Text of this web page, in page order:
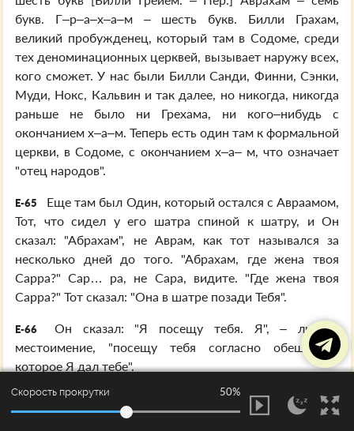
букв. Г–р–а–х–а–м – шесть букв. Билли Грахам,
великий пробужденец, который там в Содоме, среди
тех деноминационных церквей, вызывает наружу всех,
кого сможет. У нас были Билли Санди, Финни, Сэнки,
Муди, Нокс, Кальвин и так далее, но никогда, никогда
раньше не было ни Грехама, ни кого–нибудь с
окончанием х–а–м. Теперь есть один там к формальной
церкви, в Содоме, с окончанием х–а– м, что означает
"отец народов".
E-65
Еще там был Один, который остался с Авраамом,
Тот, что сидел у его шатра спиной к шатру, и Он
сказал: "Абрахам", не Аврам, как тот назывался за
несколько дней до того. "Абрахам, где жена твоя
Сарра?" Сар… ра, не Сара, видите. "Где жена твоя
Сарра?" Тот сказал: "Она в шатре позади Тебя".
E-66
Он сказал: "Я посещу тебя. Я", – личное
местоимение, "посещу тебя согласно обещанию,
которое Я дал тебе".
E-67 И Сарра, будучи в столетнем возрасте, там в
шатре рассмеялась про себя, подумав: "Как же я, уже
Скорость прокрутки 50%